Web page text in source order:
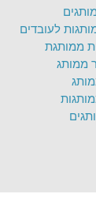
לעובדים
ממותגת
ממותג